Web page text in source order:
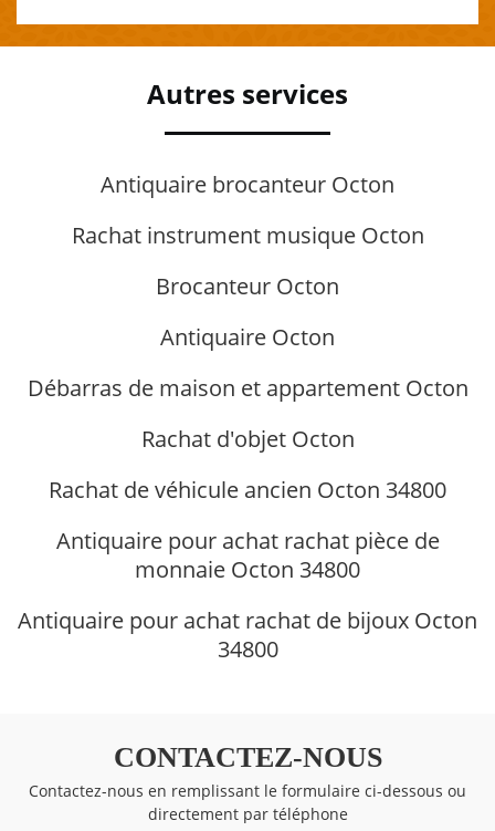
Autres services
Antiquaire brocanteur Octon
Rachat instrument musique Octon
Brocanteur Octon
Antiquaire Octon
Débarras de maison et appartement Octon
Rachat d'objet Octon
Rachat de véhicule ancien Octon 34800
Antiquaire pour achat rachat pièce de
monnaie Octon 34800
Antiquaire pour achat rachat de bijoux Octon
34800
CONTACTEZ-NOUS
Contactez-nous en remplissant le formulaire ci-dessous ou
directement par téléphone